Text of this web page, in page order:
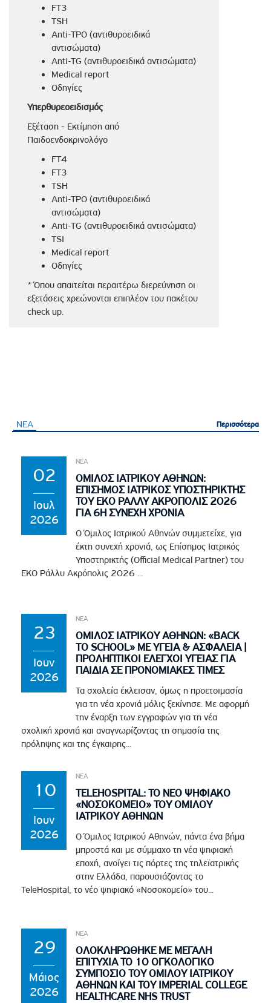
FT3
TSH
Anti-TPO (αντιθυροειδικά
αντισώματα)
Anti-TG (αντιθυροειδικά αντισώματα)
Medical report
Οδηγίες
Υπερθυρεοειδισμός
Εξέταση - Εκτίμηση από
Παιδοενδοκρινολόγο
FT4
FT3
TSH
Anti-TPO (αντιθυροειδικά
αντισώματα)
Anti-TG (αντιθυροειδικά αντισώματα)
TSI
Medical report
Οδηγίες
* Όπου απαιτείται περαιτέρω διερεύνηση οι
εξετάσεις χρεώνονται επιπλέον του πακέτου
check up.
ΝΕΑ Περισσότερα
Περισσότερα
02
Ιουλ
2026
ΝΕΑ
ΟΜΙΛΟΣ ΙΑΤΡΙΚΟΥ ΑΘΗΝΩΝ:
ΕΠΙΣΗΜΟΣ ΙΑΤΡΙΚΟΣ ΥΠΟΣΤΗΡΙΚΤΗΣ
ΤΟΥ EKO ΡΑΛΛΥ ΑΚΡΟΠΟΛΙΣ 2026
ΓΙΑ 6Η ΣΥΝΕΧΗ ΧΡΟΝΙΑ
Ο Όμιλος Ιατρικού Αθηνών συμμετείχε, για
έκτη συνεχή χρονιά, ως Επίσημος Ιατρικός
Υποστηρικτής (Official Medical Partner) του
EKO Ράλλυ Ακρόπολις 2026 ...
23
Ιουν
2026
ΝΕΑ
ΟΜΙΛΟΣ ΙΑΤΡΙΚΟΥ ΑΘΗΝΩΝ: «BACK
TO SCHOOL» ΜΕ ΥΓΕΙΑ & ΑΣΦΑΛΕΙΑ |
ΠΡΟΛΗΠΤΙΚΟΙ ΕΛΕΓΧΟΙ ΥΓΕΙΑΣ ΓΙΑ
ΠΑΙΔΙΑ ΣΕ ΠΡΟΝΟΜΙΑΚΕΣ ΤΙΜΕΣ
Τα σχολεία έκλεισαν, όμως η προετοιμασία
για τη νέα χρονιά μόλις ξεκίνησε. Με αφορμή
την έναρξη των εγγραφών για τη νέα
σχολική χρονιά και αναγνωρίζοντας τη σημασία της
πρόληψης και της έγκαιρης...
10
Ιουν
2026
ΝΕΑ
TELEHOSPITAL: ΤΟ ΝΕΟ ΨΗΦΙΑΚΟ
«ΝΟΣΟΚΟΜΕΙΟ» ΤΟΥ ΟΜΙΛΟΥ
ΙΑΤΡΙΚΟΥ ΑΘΗΝΩΝ
Ο Όμιλος Ιατρικού Αθηνών, πάντα ένα βήμα
μπροστά και με σύμμαχο τη νέα ψηφιακή
εποχή, ανοίγει τις πόρτες της τηλεϊατρικής
στην Ελλάδα, παρουσιάζοντας το
TeleHospital, το νέο ψηφιακό «Νοσοκομείο» του...
29
Μάιος
2026
ΝΕΑ
ΟΛΟΚΛΗΡΩΘΗΚΕ ΜΕ ΜΕΓΑΛΗ
ΕΠΙΤΥΧΙΑ ΤΟ 1Ο ΟΓΚΟΛΟΓΙΚΟ
ΣΥΜΠΟΣΙΟ ΤΟΥ ΟΜΙΛΟΥ ΙΑΤΡΙΚΟΥ
ΑΘΗΝΩΝ ΚΑΙ ΤΟΥ IMPERIAL COLLEGE
HEALTHCARE NHS TRUST